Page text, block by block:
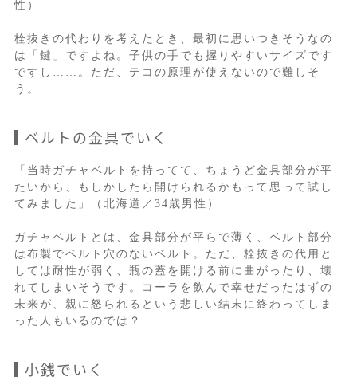
性）
栓抜きの代わりを考えたとき、最初に思いつきそうなの
は「鍵」ですよね。子供の手でも握りやすいサイズです
ですし……。ただ、テコの原理が使えないので難しそ
う。
ベルトの金具でいく
「当時ガチャベルトを持ってて、ちょうど金具部分が平
たいから、もしかしたら開けられるかもって思って試し
てみました」（北海道／34歳男性）
ガチャベルトとは、金具部分が平らで薄く、ベルト部分
は布製でベルト穴のないベルト。ただ、栓抜きの代用と
しては耐性が弱く、瓶の蓋を開ける前に曲がったり、壊
れてしまいそうです。コーラを飲んで幸せだったはずの
未来が、親に怒られるという悲しい結末に終わってしま
った人もいるのでは？
小銭でいく